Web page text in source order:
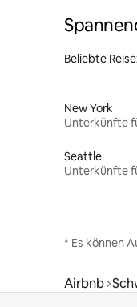
Beliebte
New York
Seattle
* Es können
Airbnb